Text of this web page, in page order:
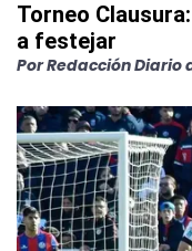
Torneo
a festejar
PorRedacción Diario